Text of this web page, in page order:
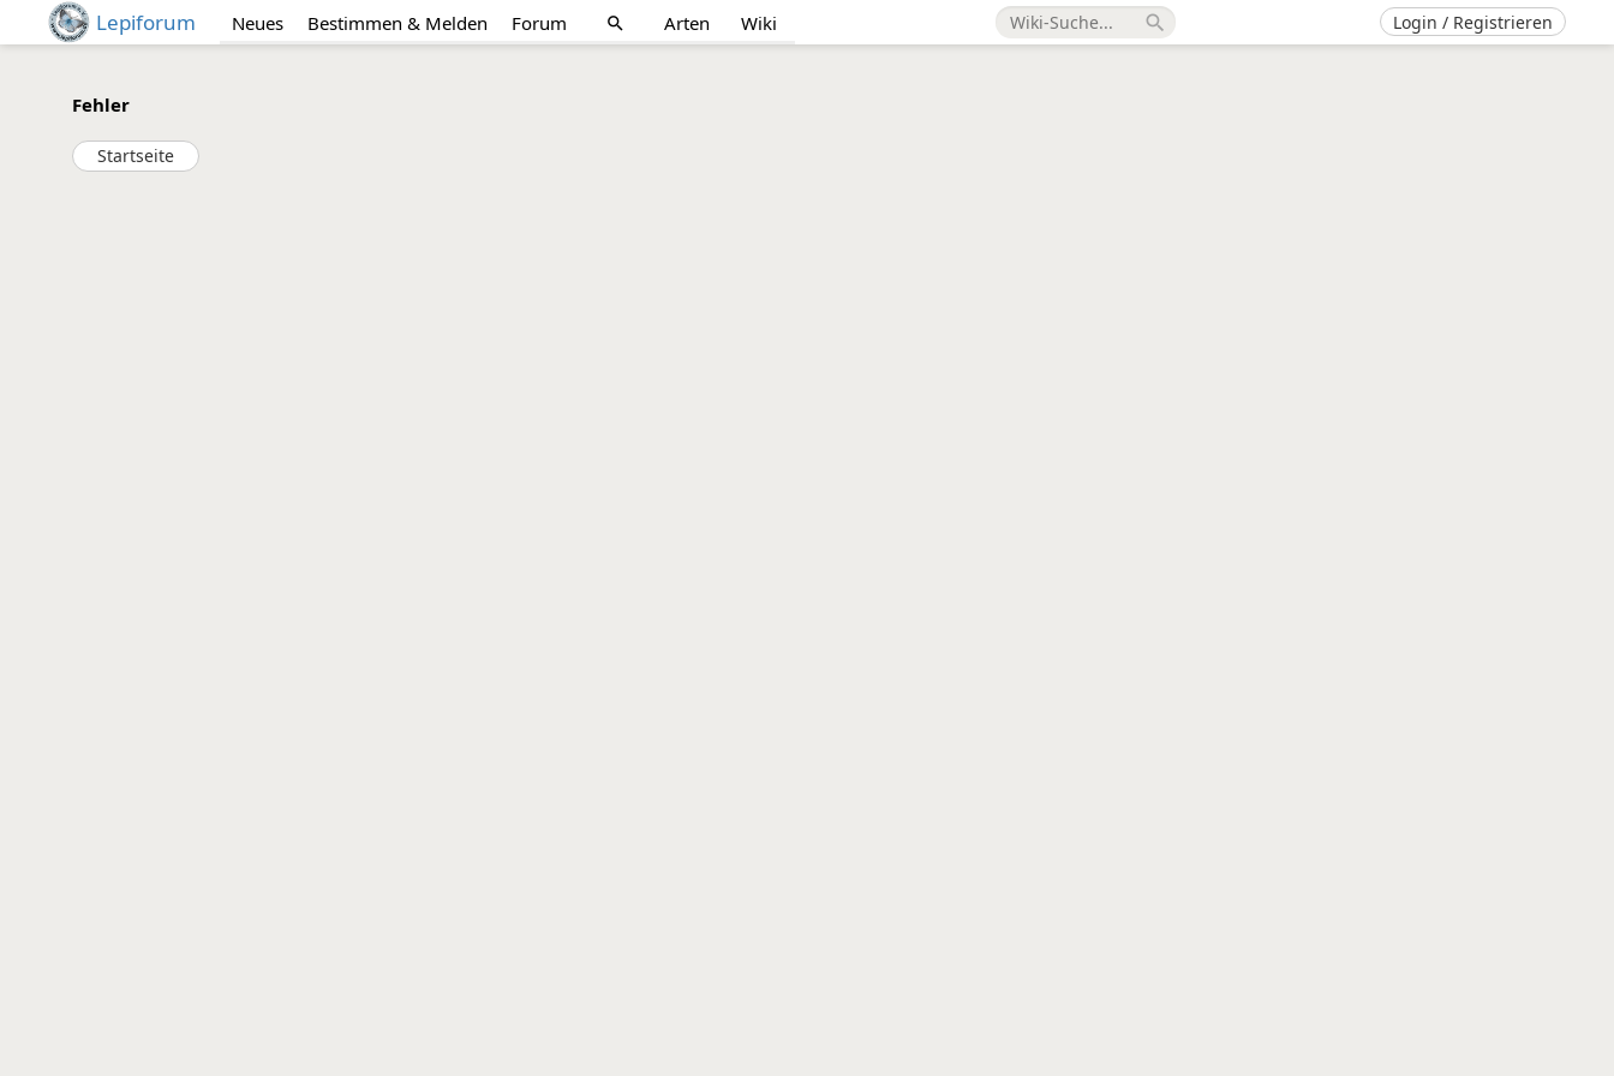
Lepiforum Neues Bestimmen & Melden Forum search Arten Wiki search Login / Registrieren
Fehler
Startseite